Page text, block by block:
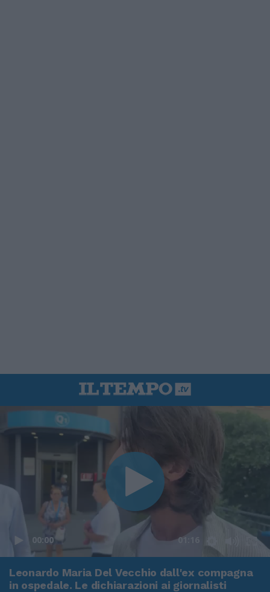
00:00 01:16
Leonardo Maria Del Vecchio dall'ex compagna
in ospedale. Le dichiarazioni ai giornalisti